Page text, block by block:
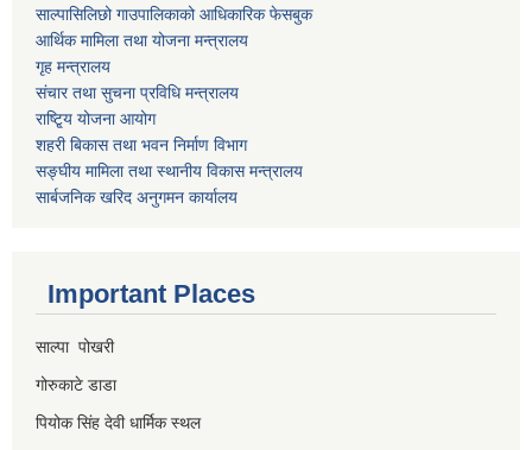
साल्पासिलिछो गाउपालिकाको आधिकारिक फेसबुक
आर्थिक मामिला तथा योजना मन्त्रालय
गृह मन्त्रालय
संचार तथा सुचना प्रविधि मन्त्रालय
राष्टि्ृय योजना आयोग
शहरी बिकास तथा भवन निर्माण विभाग
सङ्घीय मामिला तथा स्थानीय विकास मन्त्रालय
सार्बजनिक खरिद अनुगमन कार्यालय
Important Places
साल्पा पोखरी
गोरुकाटे डाडा
पियोक सिंह देवी धार्मिक स्थल